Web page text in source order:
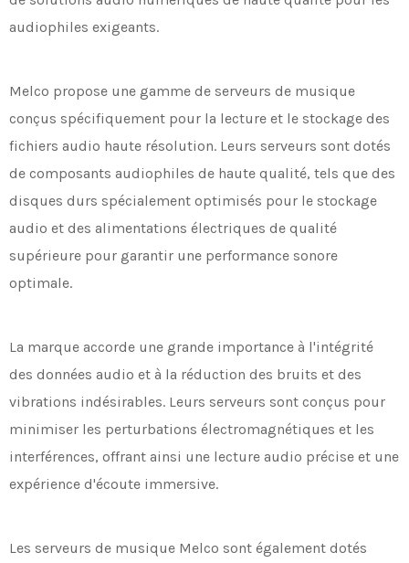
audiophiles exigeants.
Melco propose une gamme de serveurs de musique
conçus spécifiquement pour la lecture et le stockage des
fichiers audio haute résolution. Leurs serveurs sont dotés
de composants audiophiles de haute qualité, tels que des
disques durs spécialement optimisés pour le stockage
audio et des alimentations électriques de qualité
supérieure pour garantir une performance sonore
optimale.
La marque accorde une grande importance à l'intégrité
des données audio et à la réduction des bruits et des
vibrations indésirables. Leurs serveurs sont conçus pour
minimiser les perturbations électromagnétiques et les
interférences, offrant ainsi une lecture audio précise et une
expérience d'écoute immersive.
Les serveurs de musique Melco sont également dotés